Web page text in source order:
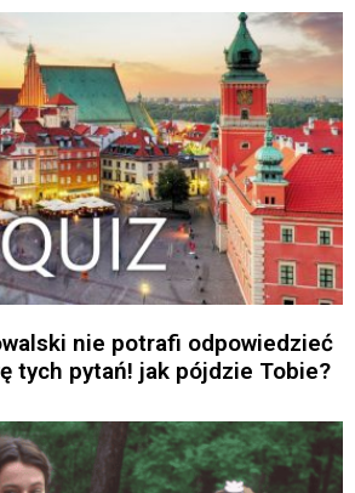
nie potrafi odpowiedzieć
tych pytań! jak pójdzie Tobie?